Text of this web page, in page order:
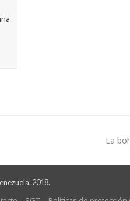
La
2018.